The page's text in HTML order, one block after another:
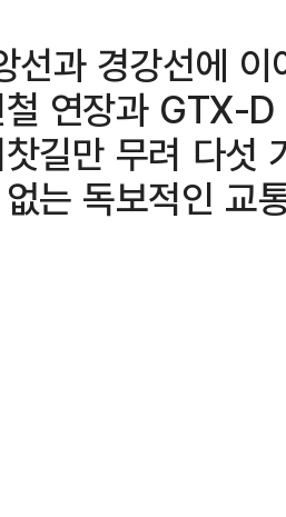
선과 경강선에
연장과 GTX-
길만 무려 다섯
는 독보적인 교